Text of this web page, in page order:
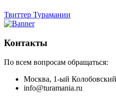
Твиттер Турамании
Контакты
По всем вопросам обращаться:
Москва, 1-ый Колобовский
info@turamania.ru